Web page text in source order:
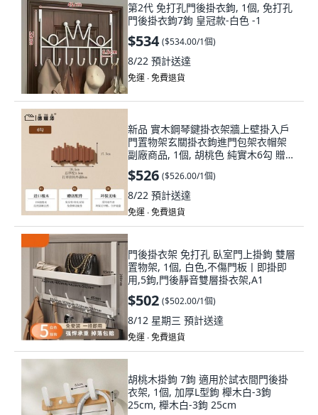
第2代 免打孔門後掛衣鉤, 1個, 免打孔
門後掛衣鉤7鉤 皇冠款-白色 -1
$534 ($534.00/1個)
8/22 預計送達
免運 ∙ 免費退貨
新品 實木鋼琴鍵掛衣架牆上壁掛入戶
門置物架玄關掛衣鉤進門包架衣帽架
副廠商品, 1個, 胡桃色 純實木6勾 贈送
兩種安裝配件, 胡桃色, 6勾
$526 ($526.00/1個)
8/22 預計送達
免運 ∙ 免費退貨
門後掛衣架 免打孔 臥室門上掛鉤 雙層
置物架, 1個, 白色,不傷門板丨即掛即
用,5鉤,門後靜音雙層掛衣架,A1
$502 ($502.00/1個)
8/12 星期三 預計送達
免運 ∙ 免費退貨
胡桃木掛鉤 7鉤 適用於試衣間門後掛
衣架, 1個, 加厚L型鉤 櫸木白-3鉤
25cm, 櫸木白-3鉤 25cm